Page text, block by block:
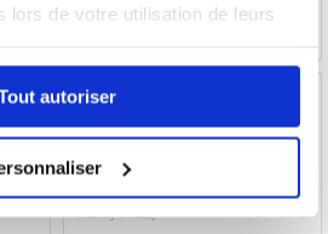
lors de votre utilisation de leurs
autoriser
(2021) en Verre Trempé PanzerGlass Case